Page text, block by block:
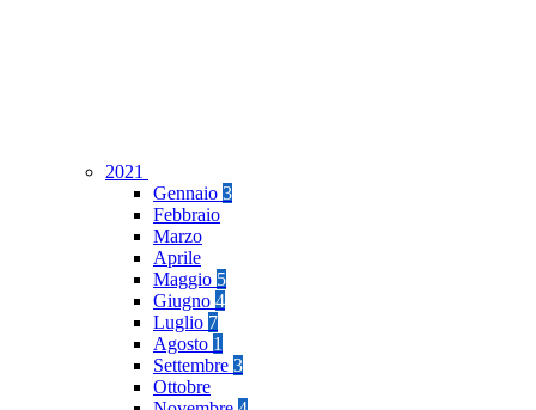
2021
Gennaio 3
Febbraio
Marzo
Aprile
Maggio 5
Giugno 4
Luglio 7
Agosto 1
Settembre 3
Ottobre